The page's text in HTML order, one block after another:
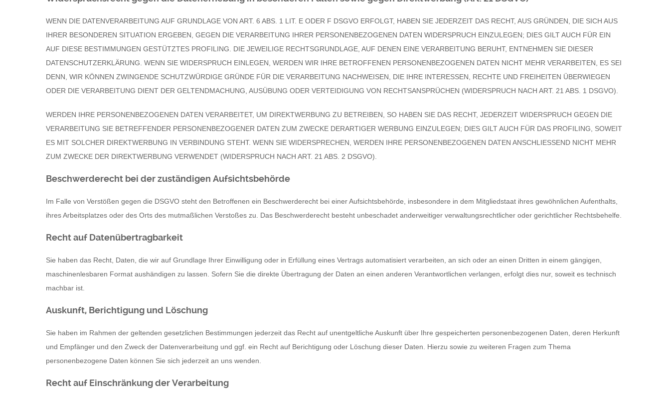
WENN DIE DATENVERARBEITUNG AUF GRUNDLAGE VON ART. 6 ABS. 1 LIT. E ODER F DSGVO ERFOLGT, HABEN SIE JEDERZEIT DAS RECHT, AUS GRÜNDEN, DIE SICH AUS
IHRER BESONDEREN SITUATION ERGEBEN, GEGEN DIE VERARBEITUNG IHRER PERSONENBEZOGENEN DATEN WIDERSPRUCH EINZULEGEN; DIES GILT AUCH FÜR EIN
AUF DIESE BESTIMMUNGEN GESTÜTZTES PROFILING. DIE JEWEILIGE RECHTSGRUNDLAGE, AUF DENEN EINE VERARBEITUNG BERUHT, ENTNEHMEN SIE DIESER
DATENSCHUTZERKLÄRUNG. WENN SIE WIDERSPRUCH EINLEGEN, WERDEN WIR IHRE BETROFFENEN PERSONENBEZOGENEN DATEN NICHT MEHR VERARBEITEN, ES SEI
DENN, WIR KÖNNEN ZWINGENDE SCHUTZWÜRDIGE GRÜNDE FÜR DIE VERARBEITUNG NACHWEISEN, DIE IHRE INTERESSEN, RECHTE UND FREIHEITEN ÜBERWIEGEN
ODER DIE VERARBEITUNG DIENT DER GELTENDMACHUNG, AUSÜBUNG ODER VERTEIDIGUNG VON RECHTSANSPRÜCHEN (WIDERSPRUCH NACH ART. 21 ABS. 1 DSGVO).
WERDEN IHRE PERSONENBEZOGENEN DATEN VERARBEITET, UM DIREKTWERBUNG ZU BETREIBEN, SO HABEN SIE DAS RECHT, JEDERZEIT WIDERSPRUCH GEGEN DIE
VERARBEITUNG SIE BETREFFENDER PERSONENBEZOGENER DATEN ZUM ZWECKE DERARTIGER WERBUNG EINZULEGEN; DIES GILT AUCH FÜR DAS PROFILING, SOWEIT
ES MIT SOLCHER DIREKTWERBUNG IN VERBINDUNG STEHT. WENN SIE WIDERSPRECHEN, WERDEN IHRE PERSONENBEZOGENEN DATEN ANSCHLIESSEND NICHT MEHR
ZUM ZWECKE DER DIREKTWERBUNG VERWENDET (WIDERSPRUCH NACH ART. 21 ABS. 2 DSGVO).
Beschwerde­recht bei der zuständigen Aufsichts­behörde
Im Falle von Verstößen gegen die DSGVO steht den Betroffenen ein Beschwerderecht bei einer Aufsichtsbehörde, insbesondere in dem Mitgliedstaat ihres gewöhnlichen Aufenthalts,
ihres Arbeitsplatzes oder des Orts des mutmaßlichen Verstoßes zu. Das Beschwerderecht besteht unbeschadet anderweitiger verwaltungsrechtlicher oder gerichtlicher Rechtsbehelfe.
Recht auf Daten­übertrag­barkeit
Sie haben das Recht, Daten, die wir auf Grundlage Ihrer Einwilligung oder in Erfüllung eines Vertrags automatisiert verarbeiten, an sich oder an einen Dritten in einem gängigen,
maschinenlesbaren Format aushändigen zu lassen. Sofern Sie die direkte Übertragung der Daten an einen anderen Verantwortlichen verlangen, erfolgt dies nur, soweit es technisch
machbar ist.
Auskunft, Berichtigung und Löschung
Sie haben im Rahmen der geltenden gesetzlichen Bestimmungen jederzeit das Recht auf unentgeltliche Auskunft über Ihre gespeicherten personenbezogenen Daten, deren Herkunft
und Empfänger und den Zweck der Datenverarbeitung und ggf. ein Recht auf Berichtigung oder Löschung dieser Daten. Hierzu sowie zu weiteren Fragen zum Thema
personenbezogene Daten können Sie sich jederzeit an uns wenden.
Recht auf Einschränkung der Verarbeitung